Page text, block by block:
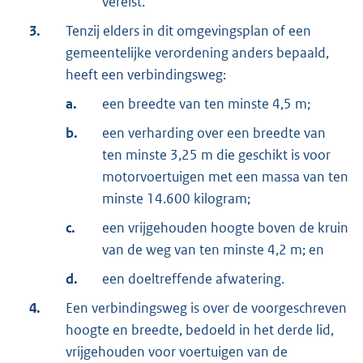
3.
Tenzij elders in dit omgevingsplan of een
gemeentelijke verordening anders bepaald,
heeft een verbindingsweg:
a.
een breedte van ten minste 4,5 m;
b.
een verharding over een breedte van
ten minste 3,25 m die geschikt is voor
motorvoertuigen met een massa van ten
minste 14.600 kilogram;
c.
een vrijgehouden hoogte boven de kruin
van de weg van ten minste 4,2 m; en
d.
een doeltreffende afwatering.
4.
Een verbindingsweg is over de voorgeschreven
hoogte en breedte, bedoeld in het derde lid,
vrijgehouden voor voertuigen van de